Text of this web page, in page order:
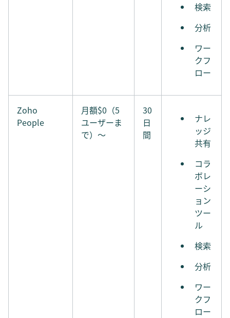
検索
分析
ワー
クフ
ロー
Zoho
People
月額$0（5
ユーザーま
で）〜
30
日
間
ナレ
ッジ
共有
コラ
ボレ
ーシ
ョン
ツー
ル
検索
分析
ワー
クフ
ロー